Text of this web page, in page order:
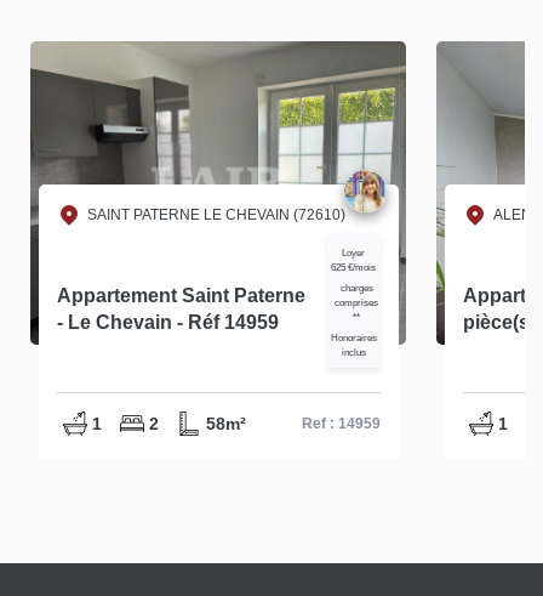
SAINT PATERNE LE CHEVAIN (72610)
Appartement Saint Paterne
- Le Chevain - Réf 14959
Loyer
625 €/mois
charges
comprises
**
Honoraires
inclus
1 2 58m² Ref : 14959
pièce(s)
1